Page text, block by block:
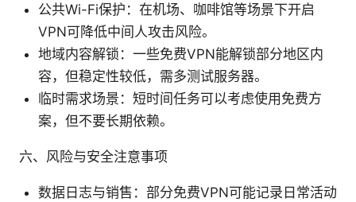
公共Wi-Fi保护：在机场、咖啡馆等场景下开启
VPN可降低中间人攻击风险。
地域内容解锁：一些免费VPN能解锁部分地区内
容，但稳定性较低，需多测试服务器。
临时需求场景：短时间任务可以考虑使用免费方
案，但不要长期依赖。
六、风险与安全注意事项
数据日志与销售：部分免费VPN可能记录日常活动